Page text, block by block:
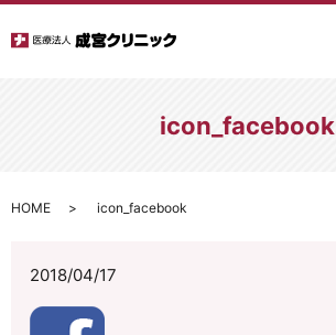
icon_facebook
HOME icon_facebook
2018/04/17